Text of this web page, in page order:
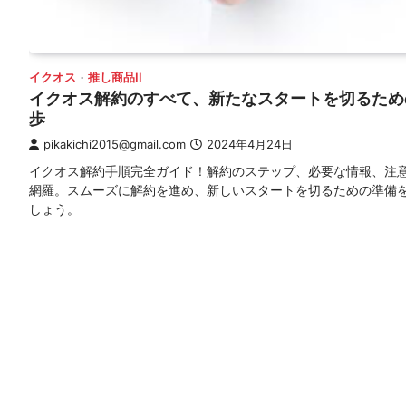
イクオス 推し商品II
イクオス解約のすべて、新たなスタートを切るた
歩
pikakichi2015@gmail.com 2024年4月24日
イクオス解約手順完全ガイド！解約のステップ、必要な情報、注
網羅。スムーズに解約を進め、新しいスタートを切るための準備
しょう。